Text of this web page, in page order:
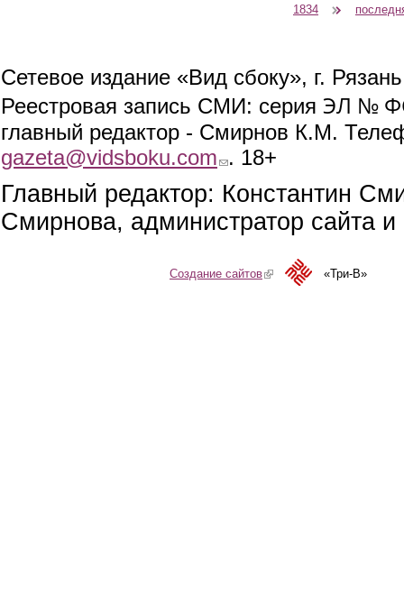
1834
Сетевое издание «Вид сбоку», г.
Реестровая запись СМИ: серия ЭЛ №
главный редактор - Смирнов К.М.
gazeta@vidsboku.com (link sends e-mail)
. 18+
Главный редактор: Константин
Смирнова, администратор сайта
Создание сайтов(link is external)«Три-В»